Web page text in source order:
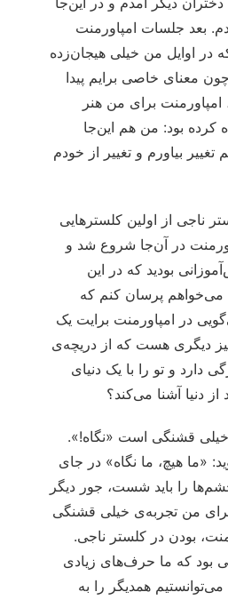
بعد جلسات امپاورمنت
در اوایل من خیلی هیجان‌زده
معنای خاصی برایم پیدا
امپاورمنت برای من هنر
کرده بود: من هم این‌جا
بیاورم و تغییر از خودم
ناجی از اولین کلسترهایی
در آن‌جا شروع شد و
بودید که در این
می‌خواهم پرسان کنم که
در امپاورمنت برایت یک
دیگری هست که از دریچه‌ی
دارد و تو را با یک دنیای
دنیا آشنا می‌کند؟
قشنگی است «نگاه!».
«ما هیچ، ما نگاه» در جای
را باید شست، جور دیگر
برای من تجربه‌ی خیلی قشنگی
بودن در کلستر ناجی.
بود که ما حرف‌های زیادی
همدیگر را به